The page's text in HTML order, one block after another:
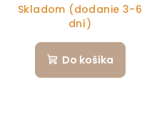
Skladom (dodanie 3-6
dní)
Do košíka